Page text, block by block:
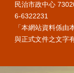
民治市政中心
6-6322231
「本網站資料係
與正式文件之文字